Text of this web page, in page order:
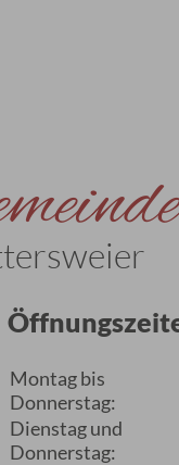
Montag bis
Donnerstag:
Dienstag und
Donnerstag: